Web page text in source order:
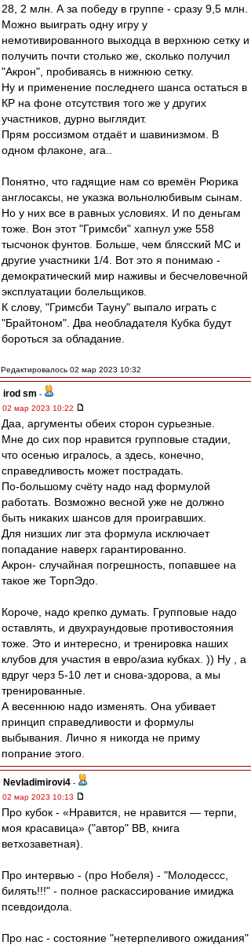
28, 2 млн. А за победу в группе - сразу 9,5 млн.
Можно выиграть одну игру у
немотивированного выходца в верхнюю сетку и
получить почти столько же, сколько получил
"Акрон", пробиваясь в нижнюю сетку.
Ну и применение последнего шанса остаться в
КР на фоне отсутствия того же у других
участников, дурно выглядит.
Прям россизмом отдаёт и шавинизмом. В
одном флаконе, ага..
Понятно, что гадящие нам со времён Рюрика
англосаксы, не указка вольнолюбивым сынам.
Но у них все в равных условиях. И по деньгам
тоже. Вон этот "Гримсби" хапнул уже 558
тысчонок фунтов. Больше, чем блясский МС и
другие участники 1/4. Вот это я понимаю -
демократический мир наживы и бесчеловечной
эксплуатации болельщиков.
К слову, "Гримсби Тауну" выпало играть с
"Брайтоном". Два необладателя Кубка будут
бороться за обладание.
Редактировалось 02 мар 2023 10:32
irod sm -
02 мар 2023 10:22
Даа, аргументы обеих сторон сурьезные.
Мне до сих пор нравится групповые стадии,
что осенью игралось, а здесь, конечно,
справедливость может пострадать.
По-большому счёту надо над формулой
работать. Возможно весной уже не должно
быть никаких шансов для проигравших.
Для низших лиг эта формула исключает
попадание наверх гарантированно.
Акрон- случайная погрешность, попавшее на
такое же ТорпЭдо.
Короче, надо крепко думать. Групповые надо
оставлять, и двухраундовые противостояния
тоже. Это и интересно, и тренировка наших
клубов для участия в евро/азиа кубках. )) Ну , а
вдруг черз 5-10 лет и снова-здорова, а мы
тренированные.
А весеннюю надо изменять. Она убивает
принцип справедливости и формулы
выбывания. Лично я никогда не приму
попрание этого.
Nevladimirovi4 -
02 мар 2023 10:13
Про кубок - «Нравится, не нравится — терпи,
моя красавица» ("автор" ВВ, книга
ветхозаветная).
Про интервью - (про Нобеля) - "Молодессс,
билять!!!" - полное раскассирование имиджа
псевдоидола.
Про нас - состояние "нетерпеливого ожидания"